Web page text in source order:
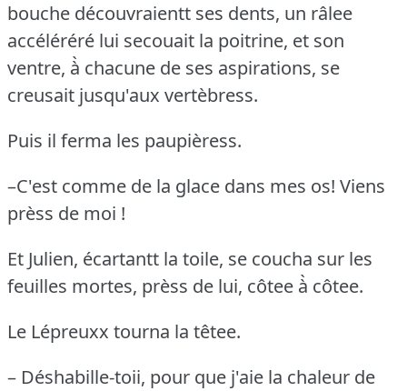
bouche découvraientt ses dents, un râlee
accéléréré lui secouait la poitrine, et son
ventre, à̀ chacune de ses aspirations, se
creusait jusqu'aux vertèbress.
Puis il ferma les paupièress.
–C'est comme de la glace dans mes os! Viens
prèss de moi !
Et Julien, écartantt la toile, se coucha sur les
feuilles mortes, prèss de lui, côtee à̀ côtee.
Le Lépreuxx tourna la têtee.
– Déshabille-toii, pour que j'aie la chaleur de